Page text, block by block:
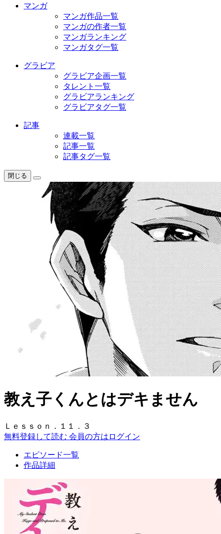
マンガ
マンガ作品一覧
マンガの作者一覧
マンガランキング
マンガタグ一覧
グラビア
グラビア企画一覧
タレント一覧
グラビアランキング
グラビアタグ一覧
記事
連載一覧
記事一覧
記事タグ一覧
閉じる
教え子くんとはデキません
Ｌｅｓｓｏｎ．１１．３
無料登録して読む 会員の方はログイン
エピソード一覧
作品詳細